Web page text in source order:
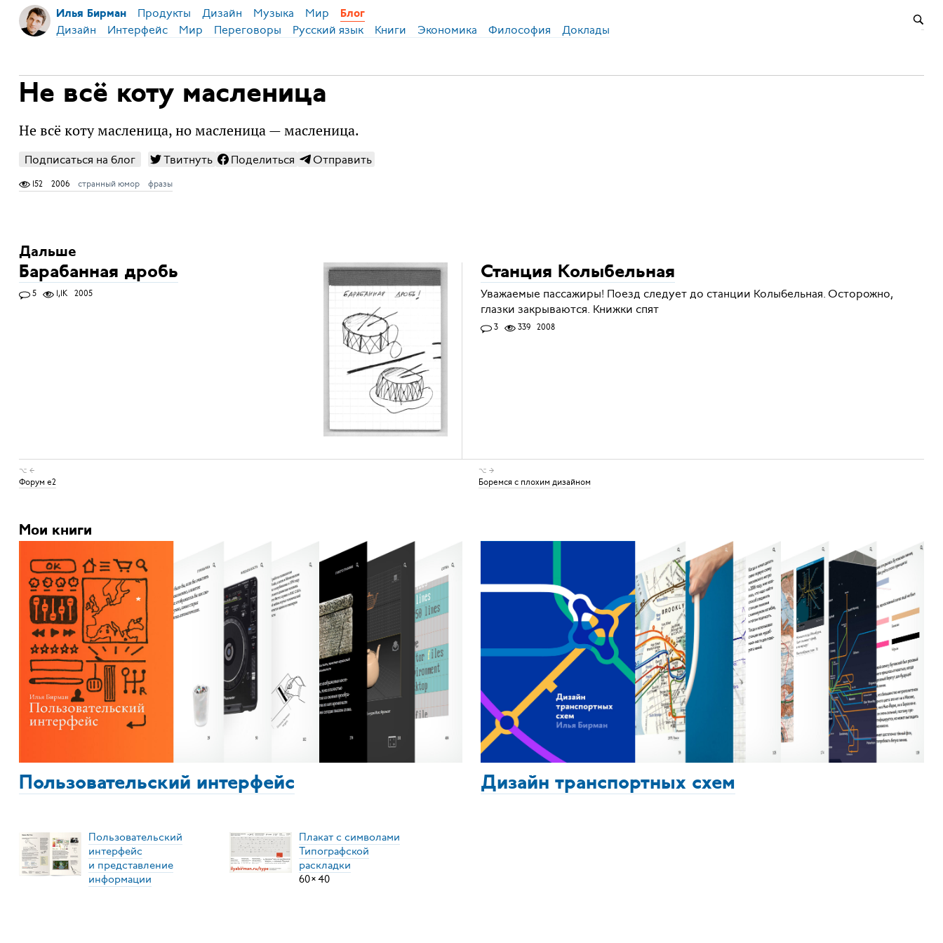
Илья Бирман Продукты Дизайн Музыка Мир Блог
Дизайн Интерфейс Мир Переговоры Русский язык Книги Экономика Философия Доклады
Не всё коту масленица
Не всё коту масленица, но масленица — масленица.
Подписаться на блог Твитнуть Поделиться Отправить
152 2006 странный юмор фразы
Дальше
Барабанная дробь
5 1,1K 2005
Станция Колыбельная
Уважаемые пассажиры! Поезд следует до станции Колыбельная. Осторожно,
глазки закрываются. Книжки спят
3 339 2008
⌥ ←
Форум e2
⌥ →
Боремся с плохим дизайном
Мои книги
Пользовательский интерфейс Дизайн транспортных схем
Пользовательский
интерфейс
и представление
информации
Плакат с символами
Типографской
раскладки
60×40